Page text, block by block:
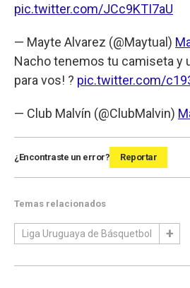
pic.twitter.com/JCc9KTI7aU
— Mayte Alvarez (@Maytual)
Nacho tenemos tu camiseta y
para vos! ? pic.twitter.com/
— Club Malvín (@ClubMalvin)
¿Encontraste un error? Reportar
Temas relacionados
Liga Uruguaya de Básquetbol